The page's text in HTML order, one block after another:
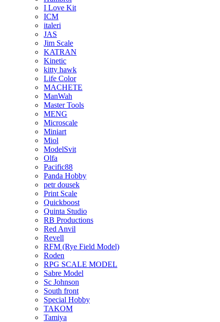
I Love Kit
ICM
italeri
JAS
Jim Scale
KATRAN
Kinetic
kitty hawk
Life Color
MACHETE
ManWah
Master Tools
MENG
Microscale
Miniart
Miol
ModelSvit
Olfa
Pacific88
Panda Hobby
petr dousek
Print Scale
Quickboost
Quinta Studio
RB Productions
Red Anvil
Revell
RFM (Rye Field Model)
Roden
RPG SCALE MODEL
Sabre Model
Sc Johnson
South front
Special Hobby
TAKOM
Tamiya